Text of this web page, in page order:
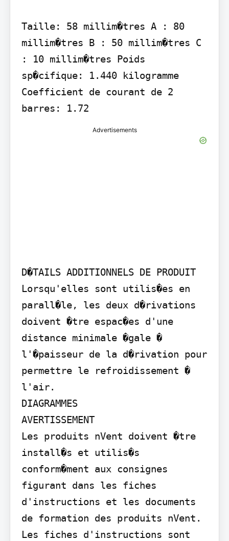
Taille: 58 millim�tres A : 80
millim�tres B : 50 millim�tres C
: 10 millim�tres Poids
sp�cifique: 1.440 kilogramme
Coefficient de courant de 2
barres: 1.72
Advertisements
D�TAILS ADDITIONNELS DE PRODUIT
Lorsqu'elles sont utilis�es en
parall�le, les deux d�rivations
doivent �tre espac�es d'une
distance minimale �gale �
l'�paisseur de la d�rivation pour
permettre le refroidissement �
l'air.
DIAGRAMMES
AVERTISSEMENT
Les produits nVent doivent �tre
install�s et utilis�s
conform�ment aux consignes
figurant dans les fiches
d'instructions et les documents
de formation des produits nVent.
Les fiches d'instructions sont